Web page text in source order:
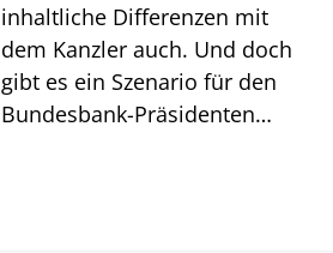
inhaltliche Differenzen mit
dem Kanzler auch. Und doch
gibt es ein Szenario für den
Bundesbank-Präsidenten